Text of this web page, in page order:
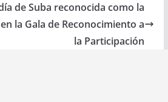
de Suba reconocida como la
la Gala de Reconocimiento a
la Participación